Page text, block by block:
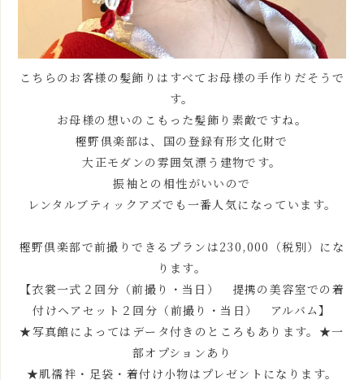
こちらのお客様の髪飾りはすべてお母様の手作りだそうで
す。
お母様の想いのこもった髪飾り素敵ですね。
樫野倶楽部は、国の登録有形文化財で
大正モダンの雰囲気漂う建物です。
振袖との相性がいいので
レンタルブティックアズでも一番人気になっています。
樫野倶楽部で前撮りできるプランは230,000（税別）にな
ります。
【衣裳一式２回分（前撮り・当日） 提携の美容室での着
付けヘアセット２回分（前撮り・当日） アルバム】
★写真館によってはデータ付きのところもあります。★一
部オプションあり
★肌襦袢・足袋・着付け小物はプレゼントになります。